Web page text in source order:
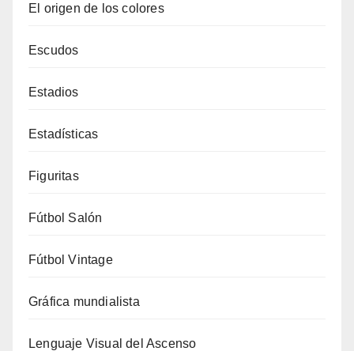
El origen de los colores
Escudos
Estadios
Estadísticas
Figuritas
Fútbol Salón
Fútbol Vintage
Gráfica mundialista
Lenguaje Visual del Ascenso